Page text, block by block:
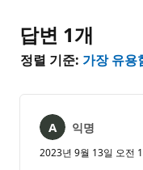
음
답변 1개
정렬 기준: 가장 유용
익명
2023년 9월 13일 오전